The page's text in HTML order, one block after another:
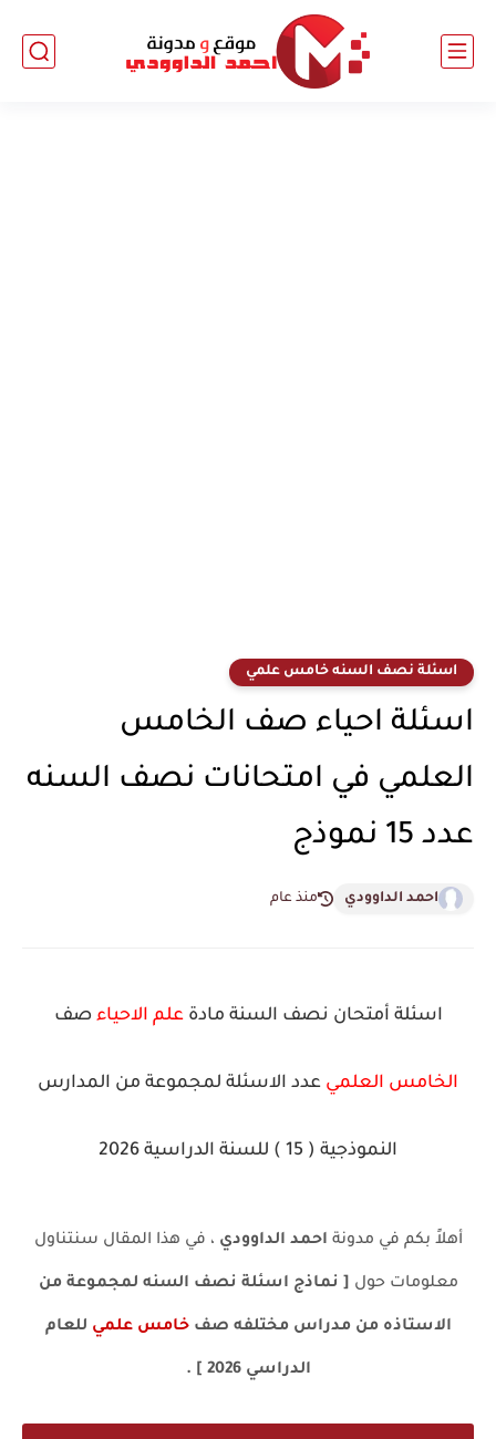
اسئلة نصف السنه خامس علمي
اسئلة احياء صف الخامس
العلمي في امتحانات نصف السنه
عدد 15 نموذج
احمد الداوودي منذ عام
اسئلة أمتحان نصف السنة مادةعلم الاحياءصف
الخامس العلمي عدد الاسئلة لمجموعة من المدارس
النموذجية ( 15 ) للسنة الدراسية 2026
أهلاً بكم في مدونة احمد الداوودي ، في هذا المقال سنتناول
معلومات حول [ نماذج اسئلة نصف السنه لمجموعة من
الاستاذه من مدراس مختلفه صفخامس علمي للعام
الدراسي 2026 ] .